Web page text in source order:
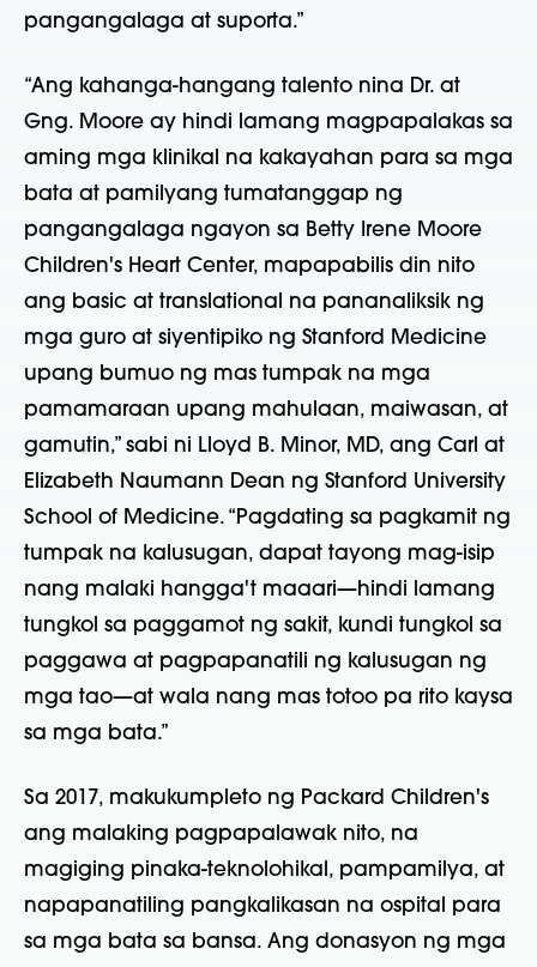
pangangalaga at suporta.”
“Ang kahanga-hangang talento nina Dr. at
Gng. Moore ay hindi lamang magpapalakas sa
aming mga klinikal na kakayahan para sa mga
bata at pamilyang tumatanggap ng
pangangalaga ngayon sa Betty Irene Moore
Children's Heart Center, mapapabilis din nito
ang basic at translational na pananaliksik ng
mga guro at siyentipiko ng Stanford Medicine
upang bumuo ng mas tumpak na mga
pamamaraan upang mahulaan, maiwasan, at
gamutin,” sabi ni Lloyd B. Minor, MD, ang Carl at
Elizabeth Naumann Dean ng Stanford University
School of Medicine. “Pagdating sa pagkamit ng
tumpak na kalusugan, dapat tayong mag-isip
nang malaki hangga't maaari—hindi lamang
tungkol sa paggamot ng sakit, kundi tungkol sa
paggawa at pagpapanatili ng kalusugan ng
mga tao—at wala nang mas totoo pa rito kaysa
sa mga bata.”
Sa 2017, makukumpleto ng Packard Children's
ang malaking pagpapalawak nito, na
magiging pinaka-teknolohikal, pampamilya, at
napapanatiling pangkalikasan na ospital para
sa mga bata sa bansa. Ang donasyon ng mga